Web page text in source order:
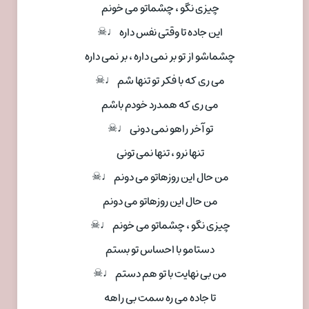
چیزی نگو ، چشماتو می خونم
این جاده تا وقتی نفس داره ♩☠
چشماشو از تو بر نمی داره ، بر نمی داره
می ری که با فکر تو تنها شم ♩☠
می ری که همدرد خودم باشم
تو آخر راهو نمی دونی ♩☠
تنها نرو ، تنها نمی تونی
من حال این روزهاتو می دونم ♩☠
من حال این روزهاتو می دونم
چیزی نگو ، چشماتو می خونم ♩☠
دستامو با احساس تو بستم
من بی نهایت با تو هم دستم ♩☠
تا جاده می ره سمت بی راهه